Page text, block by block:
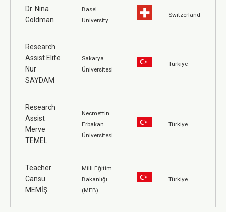
Dr. Nina
Goldman
Basel
University
Switzerland
Research
Assist Elife
Nur
SAYDAM
Sakarya
Üniversitesi
Türkiye
Research
Assist
Merve
TEMEL
Necmettin
Erbakan
Üniversitesi
Türkiye
Teacher
Cansu
MEMİŞ
Milli Eğitim
Bakanlığı
(MEB)
Türkiye